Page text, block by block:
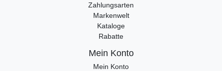
Zahlungsarten
Markenwelt
Kataloge
Rabatte
Mein Konto
Mein Konto